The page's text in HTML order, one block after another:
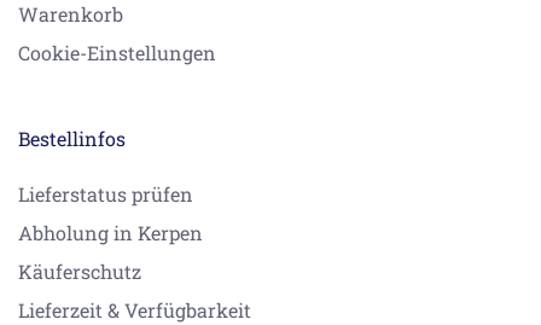
Warenkorb
Cookie-Einstellungen
Bestellinfos
Lieferstatus prüfen
Abholung in Kerpen
Käuferschutz
Lieferzeit & Verfügbarkeit